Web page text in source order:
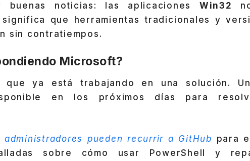
buenas noticias: las aplicaciones Win32
que herramientas tradicionales y
sin contratiempos.
Microsoft?
que ya está trabajando en una solución.
en los próximos días para
administradores pueden recurrir a GitHub para
sobre cómo usar PowerShell y